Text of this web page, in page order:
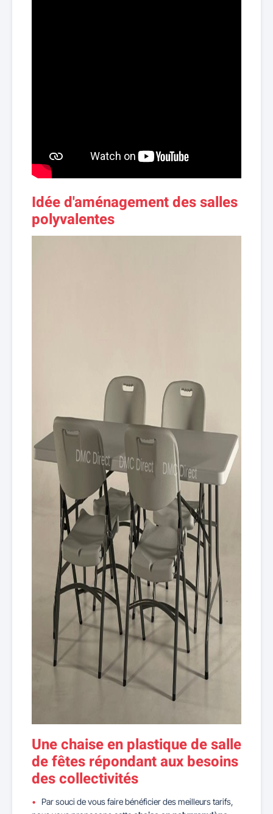
Idée d'aménagement des salles
polyvalentes
Une chaise en plastique de salle
de fêtes répondant aux besoins
des collectivités
Par souci de vous faire bénéficier des meilleurs tarifs,